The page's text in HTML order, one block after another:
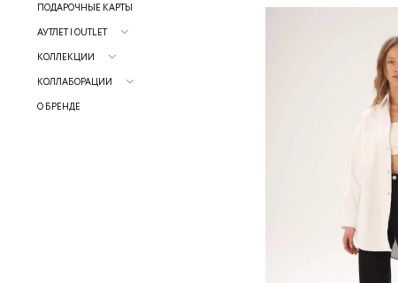
ПОДАРОЧНЫЕ КАРТЫ
АУТЛЕТ | OUTLET
КОЛЛЕКЦИИ
КОЛЛАБОРАЦИИ
О БРЕНДЕ